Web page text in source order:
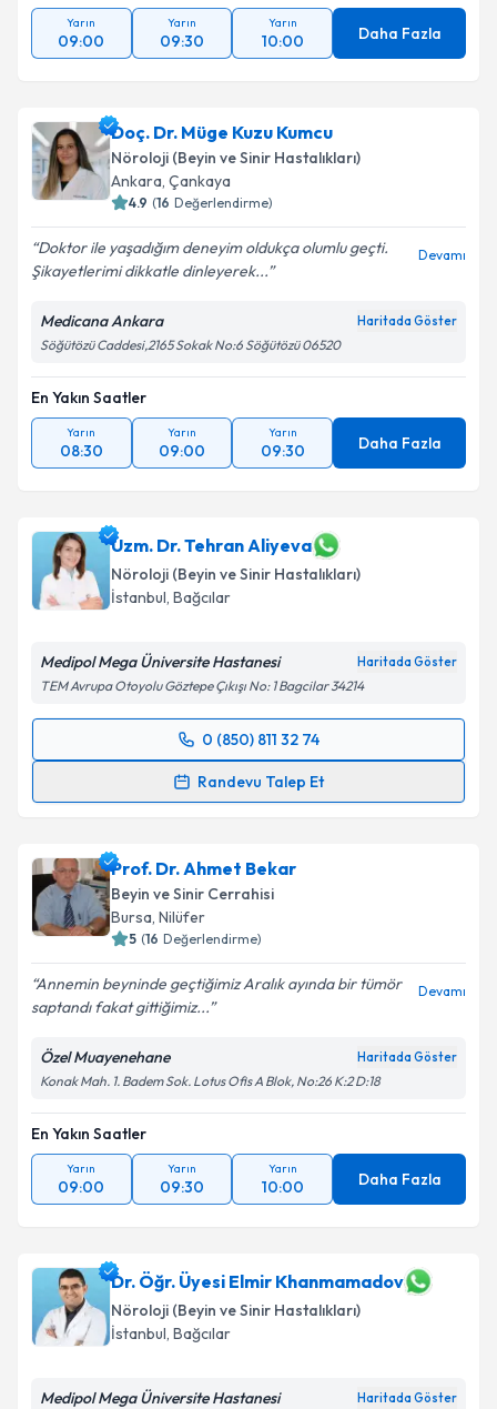
Takvim Talebini Gönder
Yarın
09:00
Yarın
09:30
Yarın
10:00 Daha Fazla
Doç. Dr. Müge Kuzu Kumcu
Nöroloji (Beyin ve Sinir Hastalıkları)
Ankara, Çankaya
4.9 (16 Değerlendirme)
Doktor ile yaşadığım deneyim oldukça olumlu geçti.
Şikayetlerimi dikkatle dinleyerek...
Devamı
Medicana Ankara Haritada Göster
Söğütözü Caddesi,2165 Sokak No:6 Söğütözü 06520
En Yakın Saatler
Yarın
08:30
Yarın
09:00
Yarın
09:30 Daha Fazla
Uzm. Dr. Tehran Aliyeva
Nöroloji (Beyin ve Sinir Hastalıkları)
İstanbul, Bağcılar
Medipol Mega Üniversite Hastanesi Haritada Göster
TEM Avrupa Otoyolu Göztepe Çıkışı No: 1 Bagcilar 34214
0 (850) 811 32 74
Randevu Talep Et
Randevu Takvimi Talebi
takvim hazırlandığında e-posta ile bilgilendireceğiz.
E-posta Adresiniz
Kişisel verilerimin işlenmesine ilişkin
kapsamda işlenmesini kabul ediyorum.
Prof. Dr. Ahmet Bekar
Beyin ve Sinir Cerrahisi
Bursa, Nilüfer
5 (16 Değerlendirme)
Annemin beyninde geçtiğimiz Aralık ayında bir tümör
saptandı fakat gittiğimiz...
Devamı
Özel Muayenehane Haritada Göster
Konak Mah. 1. Badem Sok. Lotus Ofis A Blok, No:26 K:2 D:18
En Yakın Saatler
Yarın
09:00
Yarın
09:30
Yarın
10:00 Daha Fazla
Dr. Öğr. Üyesi Elmir Khanmamadov
Nöroloji (Beyin ve Sinir Hastalıkları)
İstanbul, Bağcılar
Medipol Mega Üniversite Hastanesi Haritada Göster